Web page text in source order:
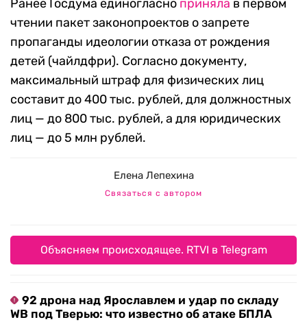
Ранее Госдума единогласно приняла в первом
чтении пакет законопроектов о запрете
пропаганды идеологии отказа от рождения
детей (чайлдфри). Согласно документу,
максимальный штраф для физических лиц
составит до 400 тыс. рублей, для должностных
лиц — до 800 тыс. рублей, а для юридических
лиц — до 5 млн рублей.
Елена Лепехина
Связаться с автором
Объясняем происходящее. RTVI в Telegram
92 дрона над Ярославлем и удар по складу
WB под Тверью: что известно об атаке БПЛА